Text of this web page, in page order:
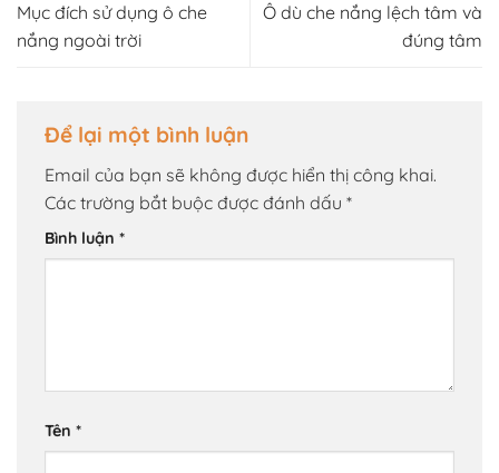
Mục đích sử dụng ô che
nắng ngoài trời
Ô dù che nắng lệch tâm và
đúng tâm
Để lại một bình luận
Email của bạn sẽ không được hiển thị công khai.
Các trường bắt buộc được đánh dấu *
Bình luận *
Tên *